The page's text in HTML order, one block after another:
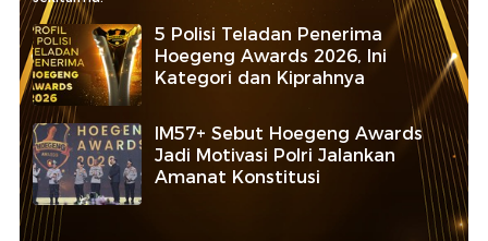
5 Polisi Teladan Penerima
Hoegeng Awards 2026, Ini
Kategori dan Kiprahnya
IM57+ Sebut Hoegeng Awards
Jadi Motivasi Polri Jalankan
Amanat Konstitusi